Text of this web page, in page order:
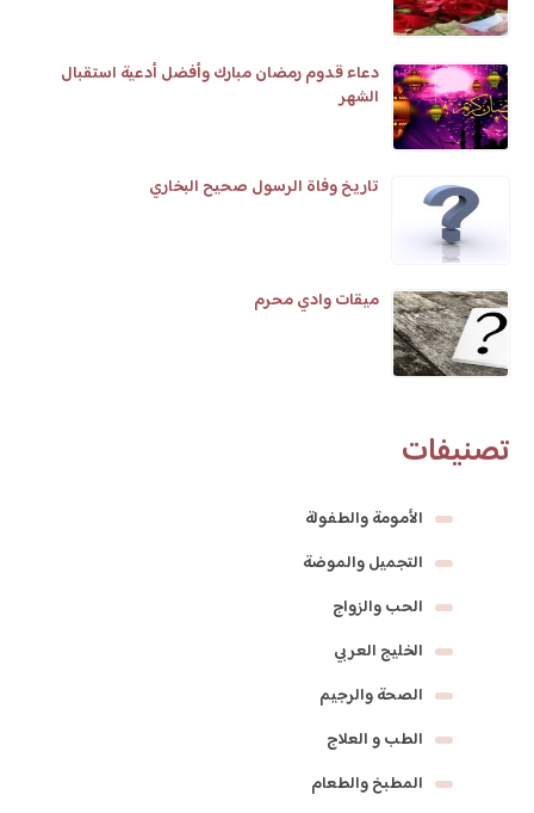
دعاء قدوم رمضان مبارك وأفضل أدعية استقبال
الشهر
تاريخ وفاة الرسول صحيح البخاري
ميقات وادي محرم
تصنيفات
الأمومة والطفولة
التجميل والموضة
الحب والزواج
الخليج العربي
الصحة والرجيم
الطب و العلاج
المطبخ والطعام